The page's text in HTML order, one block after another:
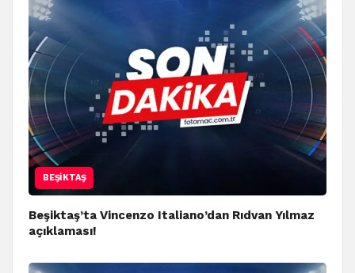
BEŞIKTAŞ
Beşiktaş’ta Vincenzo Italiano’dan Rıdvan Yılmaz
açıklaması!